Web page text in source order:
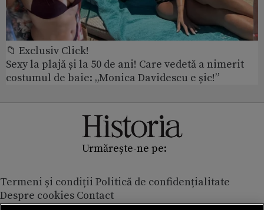
📁 Exclusiv Click!
Sexy la plajă și la 50 de ani! Care vedetă a nimerit
costumul de baie: „Monica Davidescu e șic!”
Urmărește-ne pe:
Termeni și condiții Politică de confidențialitate
Despre cookies Contact